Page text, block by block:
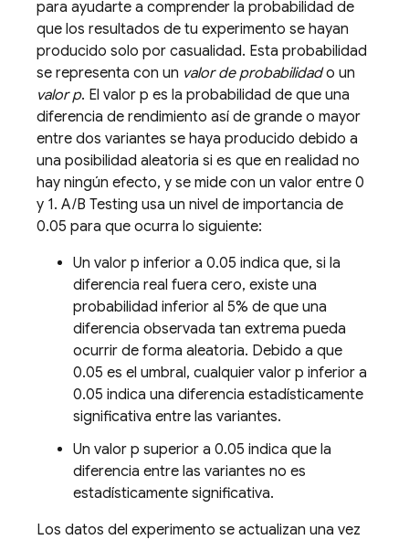
para ayudarte a comprender la probabilidad de
que los resultados de tu experimento se hayan
producido solo por casualidad. Esta probabilidad
se representa con un valor de probabilidado un
valor p. El valor p es la probabilidad de que una
diferencia de rendimiento así de grande o mayor
entre dos variantes se haya producido debido a
una posibilidad aleatoria si es que en realidad no
hay ningún efecto, y se mide con un valor entre 0
y 1. A/B Testing usa un nivel de importancia de
0.05 para que ocurra lo siguiente:
Un valor p inferior a 0.05 indica que, si la
diferencia real fuera cero, existe una
probabilidad inferior al 5% de que una
diferencia observada tan extrema pueda
ocurrir de forma aleatoria. Debido a que
0.05 es el umbral, cualquier valor p inferior a
0.05 indica una diferencia estadísticamente
significativa entre las variantes.
Un valor p superior a 0.05 indica que la
diferencia entre las variantes no es
estadísticamente significativa.
Los datos del experimento se actualizan una vez